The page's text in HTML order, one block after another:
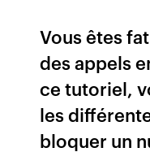
Vous êtes
des appels
ce tutoriel,
les
bloquer un